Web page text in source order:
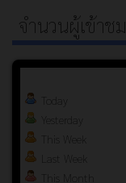
จำนวนผู้เข้าชม
This Week
Last Week
This Month